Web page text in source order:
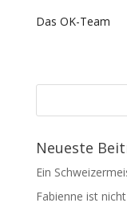
Das OK-Team
Neueste
Ein
Fabienne ist